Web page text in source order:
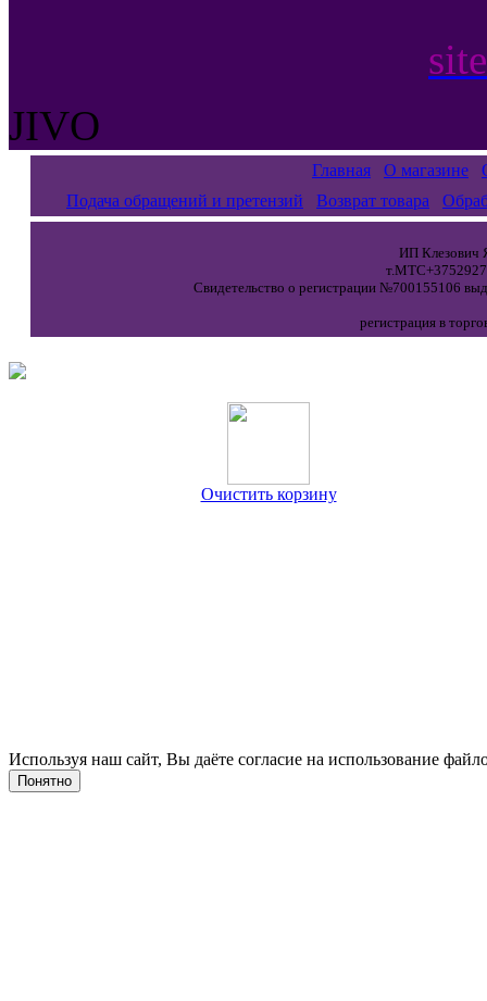
JIVO
Главная О магазине
Подача обращений и претензий
Возврат товара
ИП Клезович
Свидетельство о регистрации №700155106
регистрация в
Очистить корзину
Используя наш сайт, Вы даёте согласие на использование
Понятно